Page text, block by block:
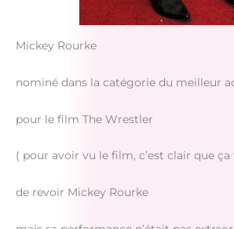
Mickey Rourke
nominé dans la catégorie du meilleur
pour le film The Wrestler
( pour avoir vu le film, c’est clair que
de revoir Mickey Rourke